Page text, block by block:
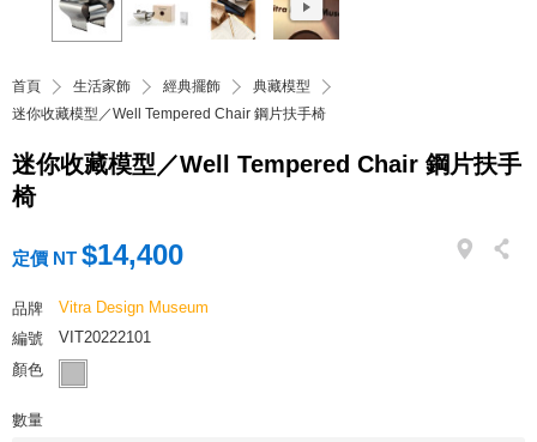
首頁 生活家飾 經典擺飾
典藏模型
迷你收藏模型／Well Tempered Chair 鋼片扶手椅
迷你收藏模型／Well Tempered Chair 鋼片扶手
椅
定價 NT $14,400
品牌
Vitra Design Museum
編號
VIT20222101
顏色
數量